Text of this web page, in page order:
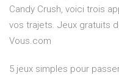
Candy Crush, voici trois
vos trajets. Jeux gratuits
Vous.com
5 jeux simples pour